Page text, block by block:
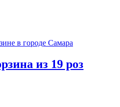
из 19 роз